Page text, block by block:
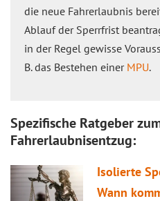
die neue Fahrerlaubnis
Ablauf der Sperrfrist
in der Regel gewisse
B. das Bestehen einer MPU.
Spezifische Ratgeber
Fahrerlaubnisentzug:
Isolierte
Wann